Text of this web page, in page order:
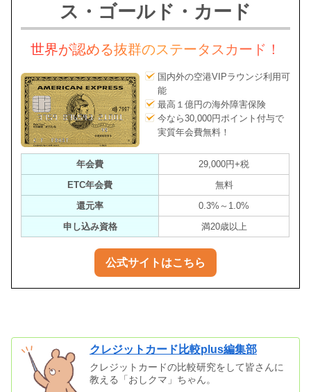
ス・ゴールド・カード
世界が認める抜群のステータスカード！
国内外の空港VIPラウンジ利用可
能
最高１億円の海外障害保険
今なら30,000円ポイント付与で
実質年会費無料！
年会費
29,000円+税
ETC年会費
無料
還元率
0.3%～1.0%
申し込み資格
満20歳以上
公式サイトはこちら
クレジットカード比較plus編集部
クレジットカードの比較研究をして皆さんに
教える「おしクマ」ちゃん。